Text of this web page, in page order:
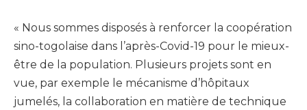
« Nous sommes disposés à renforcer la coopération
sino-togolaise dans l’après-Covid-19 pour le mieux-
être de la population. Plusieurs projets sont en
vue, par exemple le mécanisme d’hôpitaux
jumelés, la collaboration en matière de technique